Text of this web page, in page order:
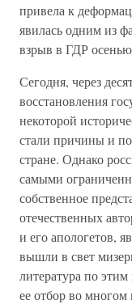
привела к
явилась одним из
взрыв в ГДР
Сегодня, через
восстановления
некоторой
стали причины и
стране. Однако
самыми
собственное
отечественных
и его апологетов,
вышли в свет
литература по
ее отбор во